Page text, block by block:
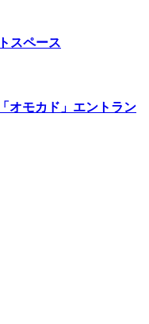
スペース
オモカド」エントラン